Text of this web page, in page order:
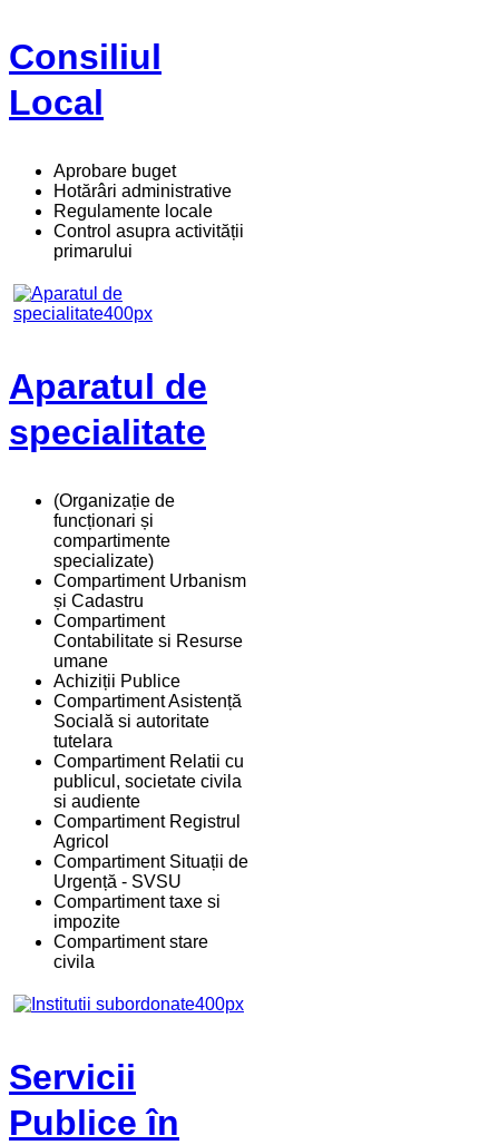
Consiliul
Local
Aprobare buget
Hotărâri administrative
Regulamente locale
Control asupra activității
primarului
Aparatul de
specialitate
(Organizație de
funcționari și
compartimente
specializate)
Compartiment Urbanism
și Cadastru
Compartiment
Contabilitate si Resurse
umane
Achiziții Publice
Compartiment Asistență
Socială si autoritate
tutelara
Compartiment Relatii cu
publicul, societate civila
si audiente
Compartiment Registrul
Agricol
Compartiment Situații de
Urgență - SVSU
Compartiment taxe si
impozite
Compartiment stare
civila
Servicii
Publice în